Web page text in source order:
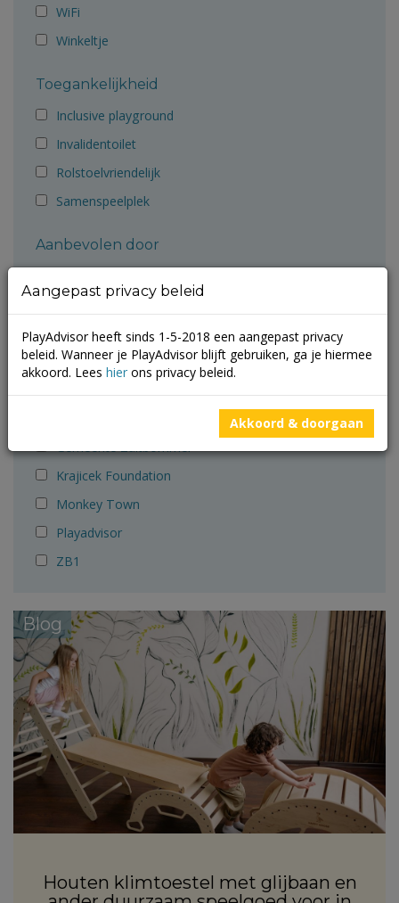
WiFi
Winkeltje
Toegankelijkheid
Inclusive playground
Invalidentoilet
Rolstoelvriendelijk
Samenspeelplek
Aanbevolen door
Cruyff Foundation
Gemeente Groningen
Gemeente Molenlanden
Gemeente Zaltbommel
Krajicek Foundation
Monkey Town
Playadvisor
ZB1
Blog
Houten klimtoestel met glijbaan en
Aangepast privacy beleid
PlayAdvisor heeft sinds 1-5-2018 een aangepast privacy
beleid. Wanneer je PlayAdvisor blijft gebruiken, ga je hiermee
akkoord. Lees hier ons privacy beleid.
Akkoord & doorgaan